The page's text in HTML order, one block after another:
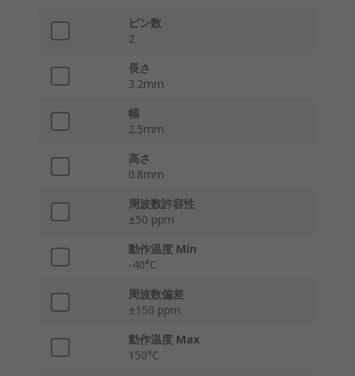
ピン数
2
長さ
3.2mm
幅
2.5mm
高さ
0.8mm
周波数許容性
±50 ppm
動作温度 Min
-40°C
周波数偏差
±150 ppm
動作温度 Max
150°C